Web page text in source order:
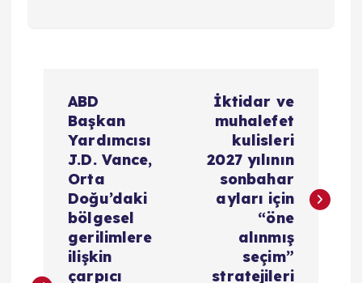
ABD
Başkan
Yardımcısı
J.D. Vance,
Orta
Doğu’daki
bölgesel
gerilimlere
ilişkin
çarpıcı
İktidar ve
muhalefet
kulisleri
2027 yılının
sonbahar
ayları için
“öne
alınmış
seçim”
stratejileri